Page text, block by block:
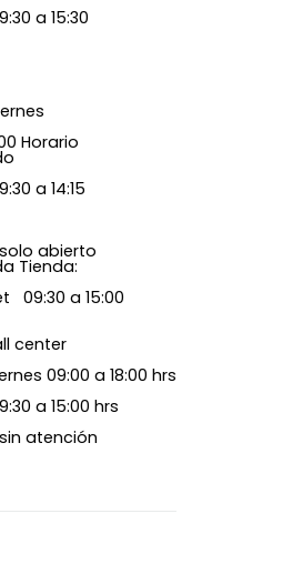
a 15:30
Horario
a 14:15
abierto
Tienda:
09:30 a 15:00
center
09:00 a 18:00 hrs
a 15:00 hrs
atención